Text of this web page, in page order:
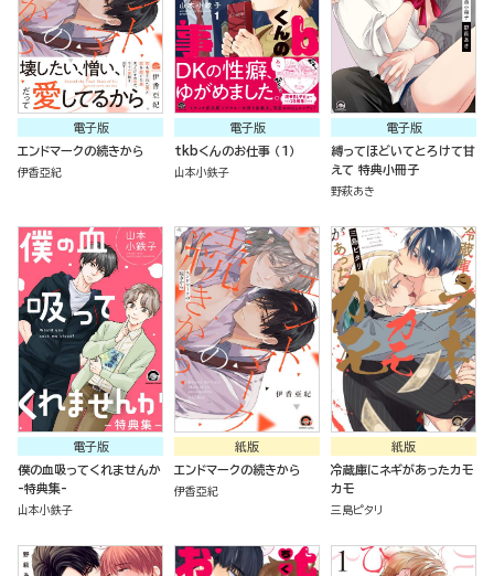
電子版
エンドマークの続きから
伊香亞紀
電子版
tkbくんのお仕事 （1）
山本小鉄子
電子版
縛ってほどいてとろけて甘
えて 特典小冊子
野萩あき
電子版
僕の血吸ってくれませんか
-特典集-
山本小鉄子
紙版
エンドマークの続きから
伊香亞紀
紙版
冷蔵庫にネギがあったカモ
カモ
三島ピタリ